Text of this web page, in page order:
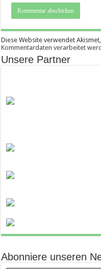
Diese Website verwendet
Kommentardaten verarbeitet
Unsere Partner
Abonniere unseren